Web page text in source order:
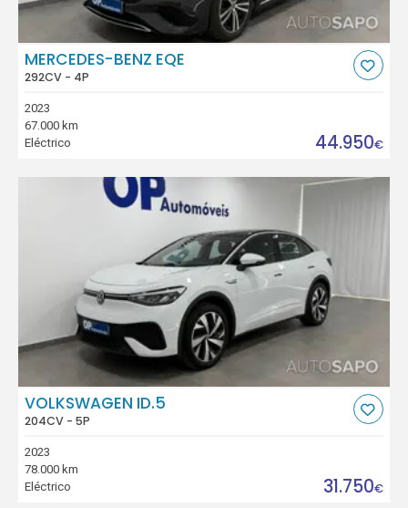
MERCEDES-BENZ EQE
292CV - 4P
2023
67.000 km
Eléctrico
44.950€
VOLKSWAGEN ID.5
204CV - 5P
2023
78.000 km
Eléctrico
31.750€